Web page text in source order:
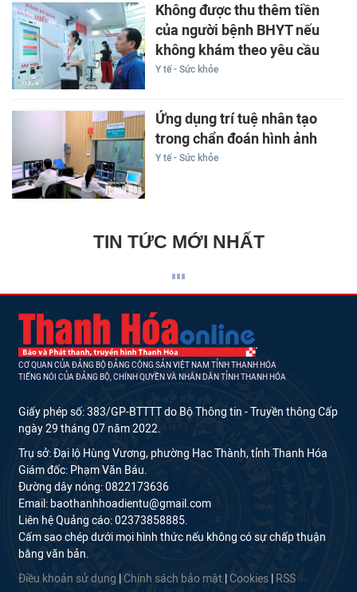
Không được thu thêm tiền
của người bệnh BHYT nếu
không khám theo yêu cầu
Y tế - Sức khỏe
Ứng dụng trí tuệ nhân tạo
trong chẩn đoán hình ảnh
Y tế - Sức khỏe
TIN TỨC MỚI NHẤT
CƠ QUAN CỦA ĐẢNG BỘ ĐẢNG CỘNG SẢN VIỆT NAM TỈNH THANH HÓA
TIẾNG NÓI CỦA ĐẢNG BỘ, CHÍNH QUYỀN VÀ NHÂN DÂN TỈNH THANH HÓA
Giấy phép số: 383/GP-BTTTT do Bộ Thông tin - Truyền thông Cấp
ngày 29 tháng 07 năm 2022.
Trụ sở: Đại lộ Hùng Vương, phường Hạc Thành, tỉnh Thanh Hóa
Giám đốc: Phạm Văn Báu.
Đường dây nóng: 0822173636
Email: baothanhhoadientu@gmail.com
Liên hệ Quảng cáo: 02373858885.
Cấm sao chép dưới mọi hình thức nếu không có sự chấp thuận
bằng văn bản.
Điều khoản sử dụng Chính sách bảo mật Cookies RSS